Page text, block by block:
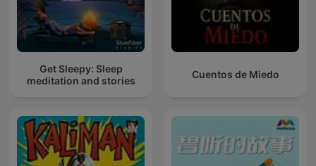
Get Sleepy: Sleep
meditation and stories
Cuentos de Miedo